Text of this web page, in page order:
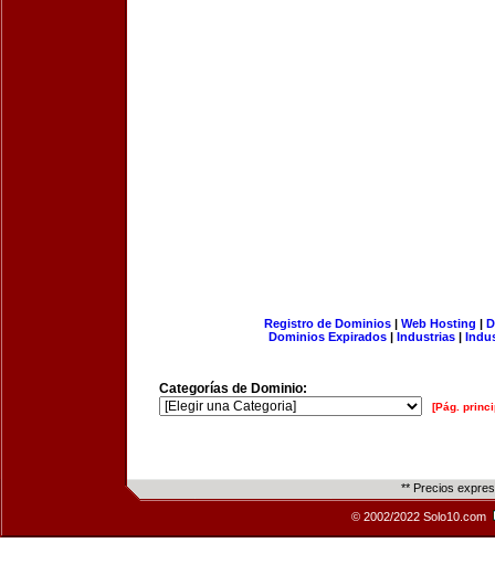
Registro de Dominios| Web Hosting |
Dominios Expirados | Industrias |
Categorías de Dominio:
[Pág.
** Precios
© 2002/2022 Solo10.com